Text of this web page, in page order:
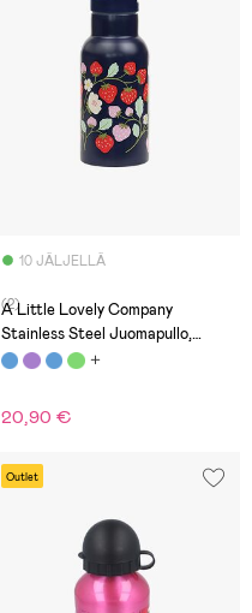
10 JÄLJELLÄ
(2)
A Little Lovely Company
Stainless Steel Juomapullo,
Strawberries
20,90 €
Outlet